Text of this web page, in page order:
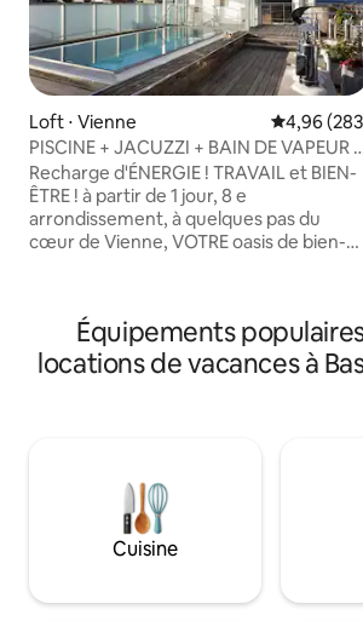
Loft ⋅ Vienne Évaluation
4,96
PISCINE + JACUZZI + BAIN DE VAPEUR +
SAUNA ! Seulement pour votre détente
Recharge d'ÉNERGIE ! TRAVAIL et BIEN-
ÊTRE ! à partir de 1 jour, 8 e
arrondissement, à quelques pas du
cœur de Vienne, VOTRE oasis de bien-
Inondé de lumière, avec terrasse privée
sur le toit comprenant une piscine
PRIVÉE, un espace spa avec sauna et
téléphone, un salon extravagant
des moments INSOUCIANTS ! Il suffit de
prendre votre bureau avec relaaaaaaax
MAINTENANT !
Équipements
locations de vacances à
Cuisine